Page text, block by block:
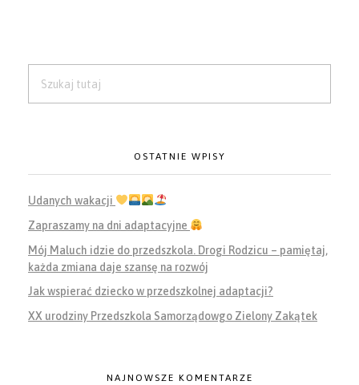
OSTATNIE WPISY
Udanych wakacji
Zapraszamy na dni adaptacyjne
Mój Maluch idzie do przedszkola. Drogi Rodzicu – pamiętaj,
każda zmiana daje szansę na rozwój
Jak wspierać dziecko w przedszkolnej adaptacji?
XX urodziny Przedszkola Samorządowgo Zielony Zakątek
NAJNOWSZE KOMENTARZE